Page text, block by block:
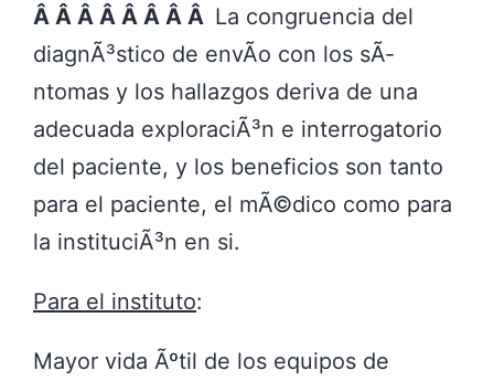
Â Â Â Â Â Â Â Â La congruencia del
diagnÃ³stico de envÃ­o con los sÃ­
ntomas y los hallazgos deriva de una
adecuada exploraciÃ³n e interrogatorio
del paciente, y los beneficios son tanto
para el paciente, el mÃ©dico como para
la instituciÃ³n en si.
Para el instituto:
Mayor vida Ãºtil de los equipos de